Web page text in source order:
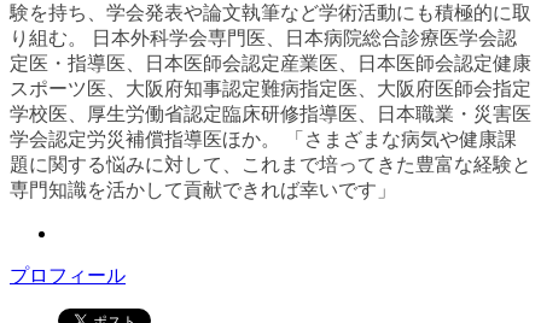
験を持ち、学会発表や論文執筆など学術活動にも積極的に取
り組む。 日本外科学会専門医、日本病院総合診療医学会認
定医・指導医、日本医師会認定産業医、日本医師会認定健康
スポーツ医、大阪府知事認定難病指定医、大阪府医師会指定
学校医、厚生労働省認定臨床研修指導医、日本職業・災害医
学会認定労災補償指導医ほか。 「さまざまな病気や健康課
題に関する悩みに対して、これまで培ってきた豊富な経験と
専門知識を活かして貢献できれば幸いです」
プロフィール